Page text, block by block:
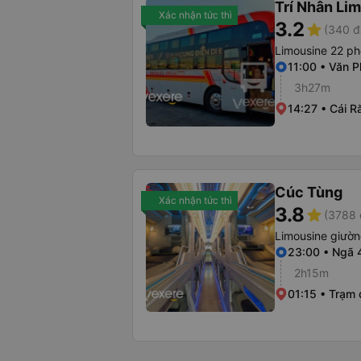
Xác nhận tức thì Trí Nhân
3.2star (340
Limousine 22
11:00 • Văn
3h27m
14:27 • Cái
Xác nhận tức thì Cúc Tùng
3.8star (3788
Limousine
23:00 • Ngã
2h15m
01:15 •